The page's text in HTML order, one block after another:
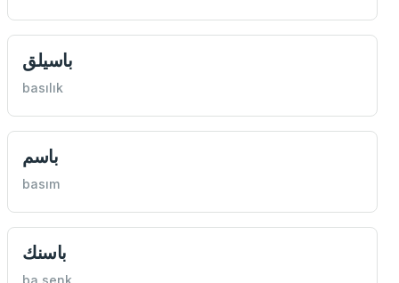
باسیلق
basılık
باسم
basım
باسنك
ba senk